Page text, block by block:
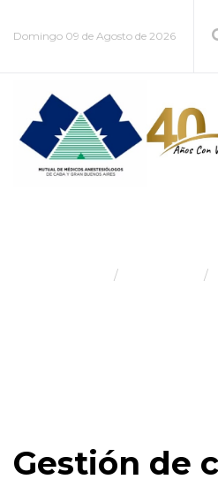
Domingo 09 de Agosto de 2026
Gestión de